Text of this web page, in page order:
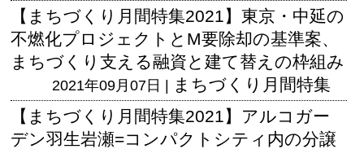
【まちづくり月間特集2021】東京・中延の
不燃化プロジェクトとM要除却の基準案、
まちづくり支える融資と建て替えの枠組み
2021年09月07日 | まちづくり月間特集
【まちづくり月間特集2021】アルコガー
デン羽生岩瀬=コンパクトシティ内の分譲